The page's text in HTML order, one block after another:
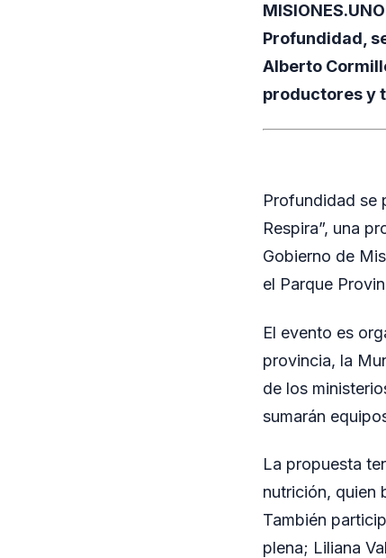
Profundidad,
Alberto
productores y
Profundidad se
Respira”, una
Gobierno de
el Parque
El evento es
provincia, la
de los
sumarán
La propuesta
nutrición, quien
También
plena; Liliana